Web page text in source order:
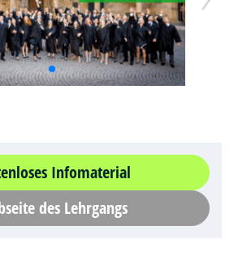
Infomaterial
des Lehrgangs